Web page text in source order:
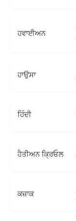
ਹਵਾਈਅਨ
ਹਾਉਸਾ
ਹਿੰਦੀ
ਹੈਤੀਅਨ ਕ੍ਰਿਓਲ
ਕਜ਼ਾਕ